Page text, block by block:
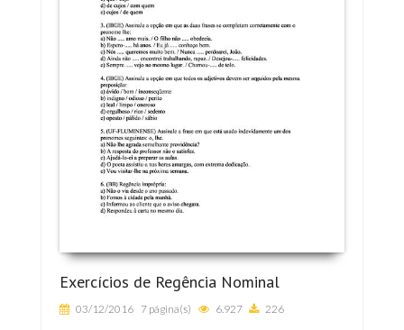
Exercícios de Regência Nominal
03/12/2016 7 página(s) 6.927 226